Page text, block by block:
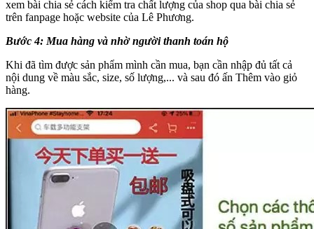
xem bài chia sẻ cách kiểm tra chất lượng của shop qua bài chia sẻ
trên fanpage hoặc website của Lê Phương.
Bước 4: Mua hàng và nhờ người thanh toán hộ
Khi đã tìm được sản phẩm mình cần mua, bạn cần nhập đủ tất cả
nội dung về màu sắc, size, số lượng,... và sau đó ấn Thêm vào giỏ
hàng.